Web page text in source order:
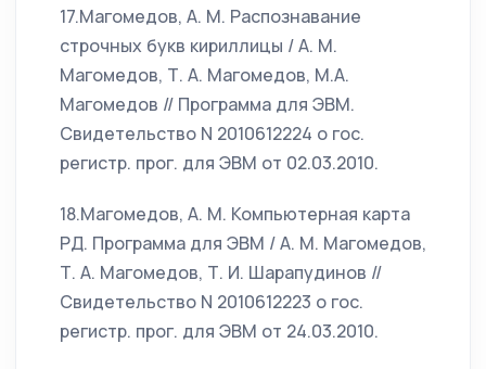
17.Магомедов, А. М. Распознавание
строчных букв кириллицы / А. М.
Магомедов, Т. А. Магомедов, М.А.
Магомедов // Программа для ЭВМ.
Свидетельство N 2010612224 о гос.
регистр. прог. для ЭВМ от 02.03.2010.
18.Магомедов, А. М. Компьютерная карта
РД. Программа для ЭВМ / А. М. Магомедов,
Т. А. Магомедов, Т. И. Шарапудинов //
Свидетельство N 2010612223 о гос.
регистр. прог. для ЭВМ от 24.03.2010.